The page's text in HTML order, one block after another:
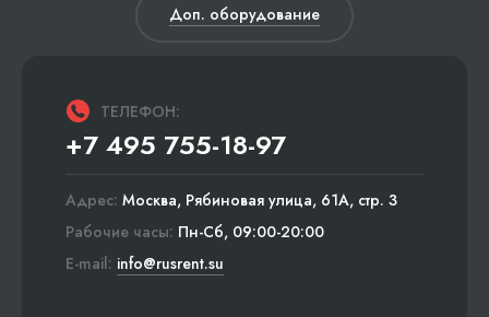
Доп. оборудование
ТЕЛЕФОН:
+7 495 755-18-97
Адрес: Москва, Рябиновая улица, 61А, стр. 3
Рабочие часы: Пн-Сб, 09:00-20:00
E-mail: info@rusrent.su